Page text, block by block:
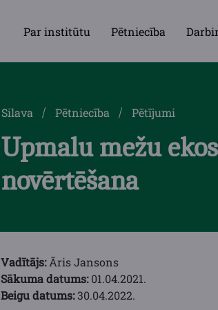
Par institūtu Pētniecība
Silava Pētniecība Pētījumi
Upmalu mežu
novērtēšana
Vadītājs:Āris Jansons
Sākuma datums:01.04.2021.
Beigu datums:30.04.2022.